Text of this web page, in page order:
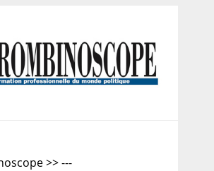
>> ---